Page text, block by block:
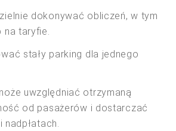
dokonywać obliczeń, w tym
na taryfie.
stały parking dla jednego
uwzględniać otrzymaną
od pasażerów i dostarczać
nadpłatach.